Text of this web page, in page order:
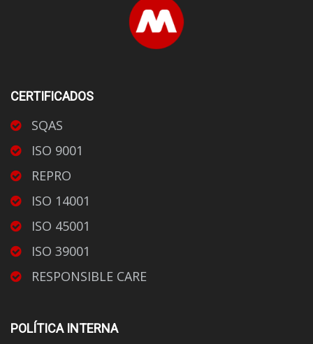
CERTIFICADOS
SQAS
ISO 9001
REPRO
ISO 14001
ISO 45001
ISO 39001
RESPONSIBLE CARE
POLÍTICA INTERNA